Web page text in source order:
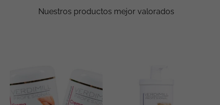
Nuestros productos mejor valorados